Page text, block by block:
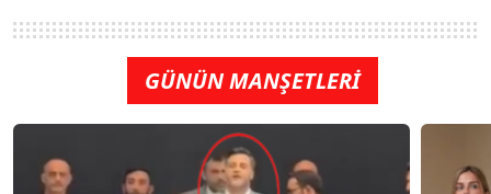
GÜNÜN MANŞETLERİ